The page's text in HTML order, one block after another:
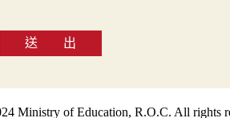
送 出
Ministry of Education, R.O.C. All rights